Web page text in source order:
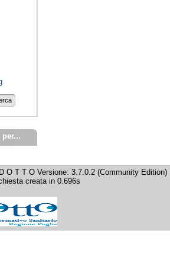
O T T O Versione: 3.7.0.2 (Community Edition)
creata in 0.696s